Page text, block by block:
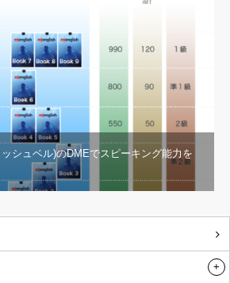
シュベル)のDMEでスピーキング能力を